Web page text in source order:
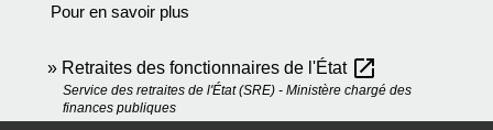
Pour en savoir plus
Retraites des fonctionnaires de l'État open_in_new
Service des retraites de l'État (SRE) - Ministère chargé des
finances publiques